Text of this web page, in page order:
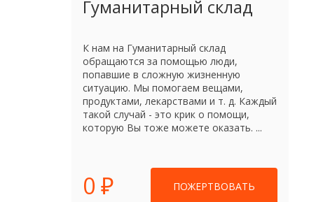
Гуманитарный склад
К нам на Гуманитарный склад
обращаются за помощью люди,
попавшие в сложную жизненную
ситуацию. Мы помогаем вещами,
продуктами, лекарствами и т. д. Каждый
такой случай - это крик о помощи,
которую Вы тоже можете оказать. ...
0 ₽ ПОЖЕРТВОВАТЬ